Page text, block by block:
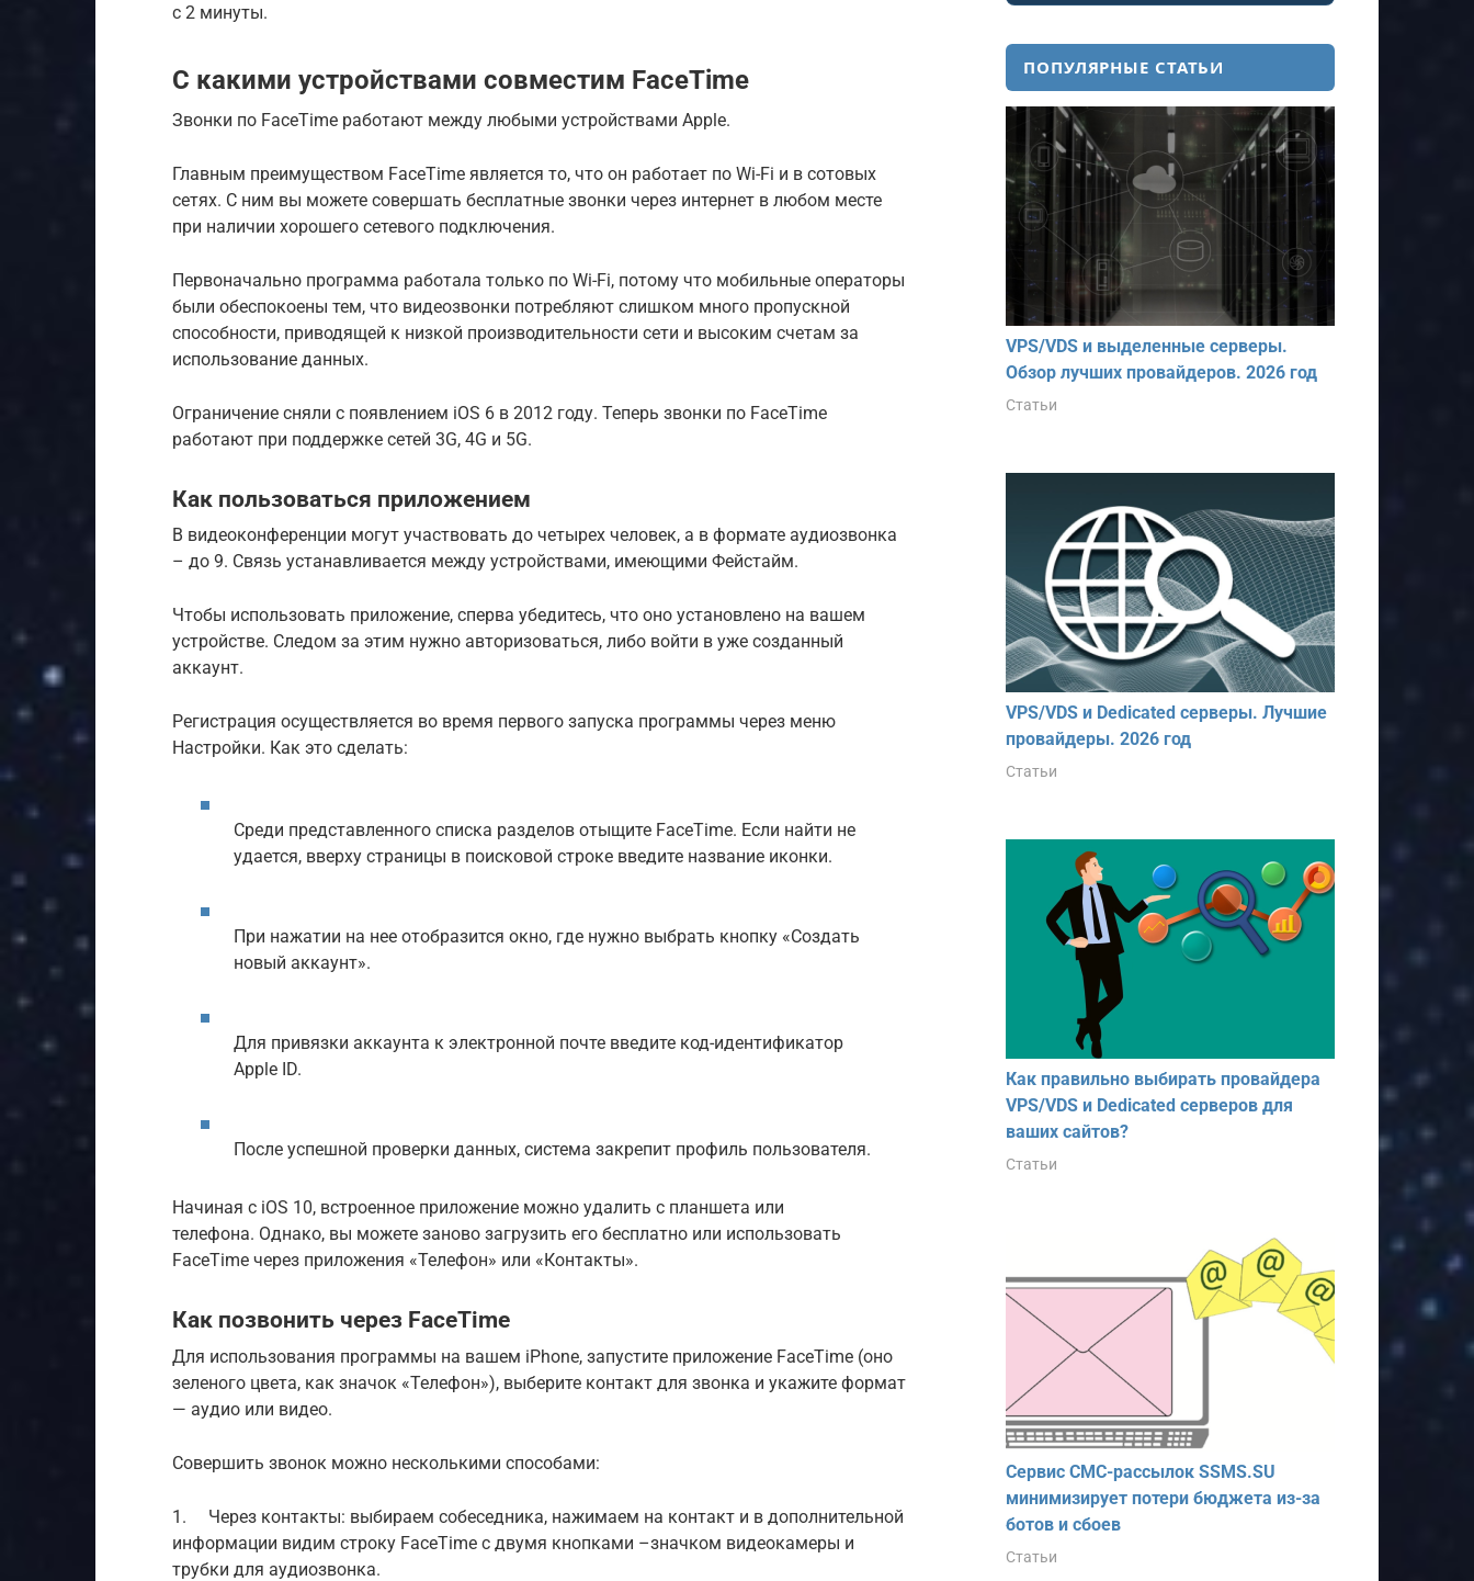
с 2 минуты.
С какими устройствами совместим FaceTime
Звонки по FaceTime работают между любыми устройствами Apple.
Главным преимуществом FaceTime является то, что он работает по Wi-Fi и в сотовых
сетях. С ним вы можете совершать бесплатные звонки через интернет в любом месте
при наличии хорошего сетевого подключения.
Первоначально программа работала только по Wi-Fi, потому что мобильные операторы
были обеспокоены тем, что видеозвонки потребляют слишком много пропускной
способности, приводящей к низкой производительности сети и высоким счетам за
использование данных.
Ограничение сняли с появлением iOS 6 в 2012 году. Теперь звонки по FaceTime
работают при поддержке сетей 3G, 4G и 5G.
Как пользоваться приложением
В видеоконференции могут участвовать до четырех человек, а в формате аудиозвонка
– до 9. Связь устанавливается между устройствами, имеющими Фейстайм.
Чтобы использовать приложение, сперва убедитесь, что оно установлено на вашем
устройстве. Следом за этим нужно авторизоваться, либо войти в уже созданный
аккаунт.
Регистрация осуществляется во время первого запуска программы через меню
Настройки. Как это сделать:
Среди представленного списка разделов отыщите FaceTime. Если найти не
удается, вверху страницы в поисковой строке введите название иконки.
При нажатии на нее отобразится окно, где нужно выбрать кнопку «Создать
новый аккаунт».
Для привязки аккаунта к электронной почте введите код-идентификатор
Apple ID.
После успешной проверки данных, система закрепит профиль пользователя.
Начиная с iOS 10, встроенное приложение можно удалить с планшета или
телефона. Однако, вы можете заново загрузить его бесплатно или использовать
FaceTime через приложения «Телефон» или «Контакты».
Как позвонить через FaceTime
Для использования программы на вашем iPhone, запустите приложение FaceTime (оно
зеленого цвета, как значок «Телефон»), выберите контакт для звонка и укажите формат
— аудио или видео.
Совершить звонок можно несколькими способами:
1. Через контакты: выбираем собеседника, нажимаем на контакт и в дополнительной
информации видим строку FaceTime с двумя кнопками –значком видеокамеры и
трубки для аудиозвонка.
ПОПУЛЯРНЫЕ СТАТЬИ
VPS/VDS и выделенные серверы.
Обзор лучших провайдеров. 2026 год
Статьи
VPS/VDS и Dedicated серверы. Лучшие
провайдеры. 2026 год
Статьи
Как правильно выбирать провайдера
VPS/VDS и Dedicated серверов для
ваших сайтов?
Статьи
Сервис СМС-рассылок SSMS.SU
минимизирует потери бюджета из-за
ботов и сбоев
Статьи